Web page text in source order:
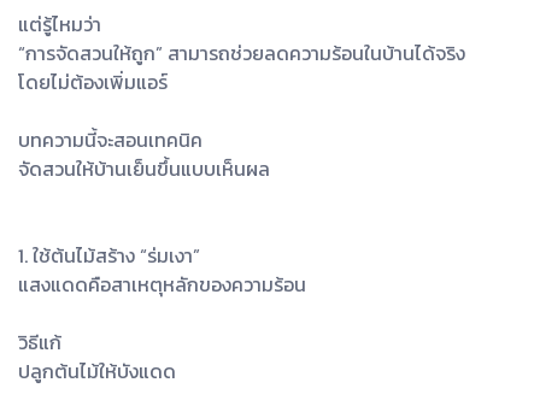
แต่รู้ไหมว่า
“การจัดสวนให้ถูก” สามารถช่วยลดความร้อนในบ้านได้จริง
โดยไม่ต้องเพิ่มแอร์
บทความนี้จะสอนเทคนิค
จัดสวนให้บ้านเย็นขึ้นแบบเห็นผล
1. ใช้ต้นไม้สร้าง “ร่มเงา”
แสงแดดคือสาเหตุหลักของความร้อน
วิธีแก้
ปลูกต้นไม้ให้บังแดด